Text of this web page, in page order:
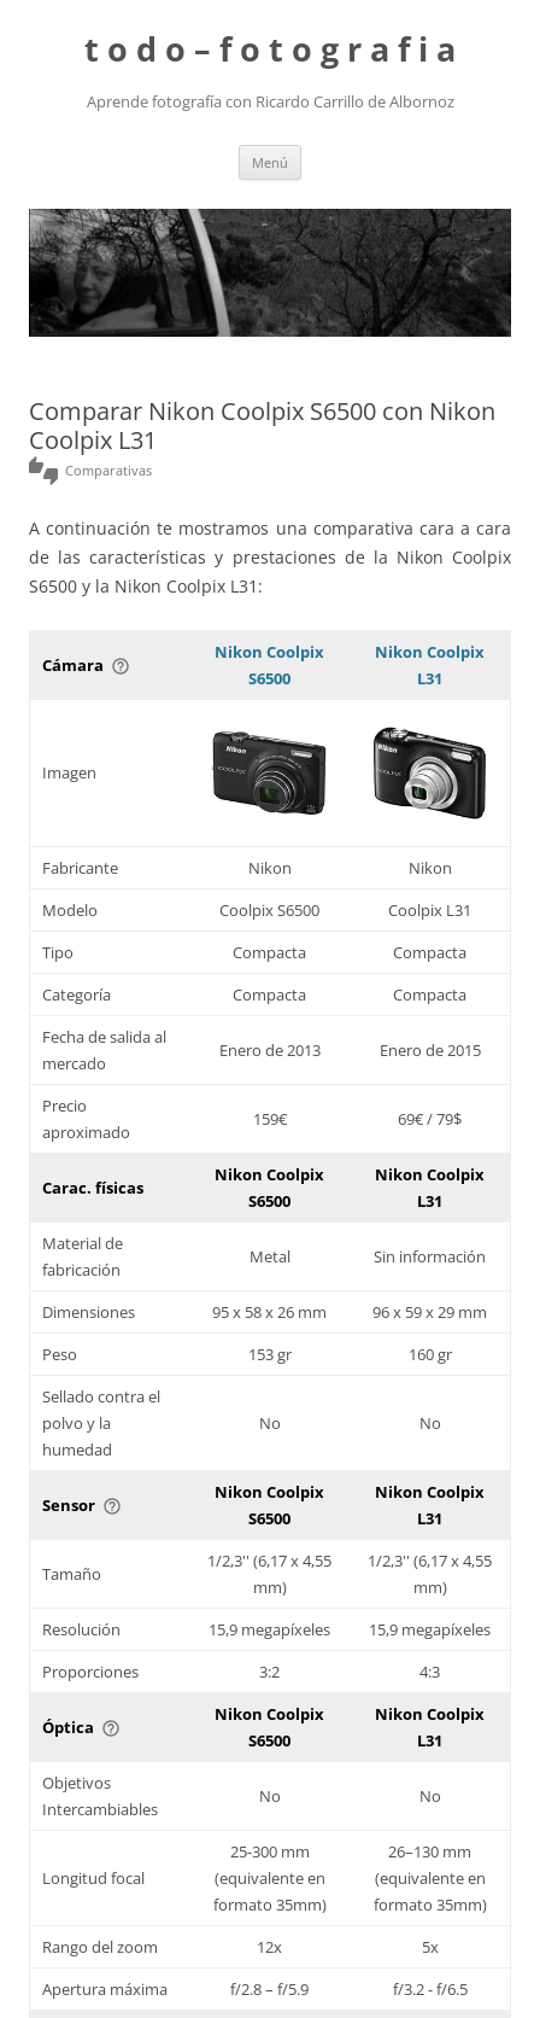
t o d o – f o t o g r a f i a
Aprende fotografía con Ricardo Carrillo de Albornoz
Menú
Comparar Nikon Coolpix S6500 con Nikon
Coolpix L31
thumbs_up_down Comparativas
A continuación te mostramos una comparativa cara a cara
de las características y prestaciones de la Nikon Coolpix
S6500 y la Nikon Coolpix L31:
Cámara help_outline
Nikon Coolpix
S6500
Nikon Coolpix
L31
Imagen
Fabricante Nikon
Nikon
Modelo
Coolpix S6500
Coolpix L31
Tipo
Compacta
Compacta
Categoría
Compacta
Compacta
Fecha de salida al
mercado
Enero de 2013 Enero de 2015
Precio
aproximado
159€ 69€ / 79$
Carac. físicas
Nikon Coolpix
S6500
Nikon Coolpix
L31
Material de
fabricación
Metal Sin información
Dimensiones 95 x 58 x 26 mm
96 x 59 x 29 mm
Peso
153 gr
160 gr
Sellado contra el
polvo y la
humedad
No No
Sensor help_outline
Nikon Coolpix
S6500
Nikon Coolpix
L31
Tamaño
1/2,3'' (6,17 x 4,55
mm)
1/2,3'' (6,17 x 4,55
mm)
Resolución
15,9 megapíxeles
15,9 megapíxeles
Proporciones
3:2 4:3
Óptica help_outline
Nikon Coolpix
S6500
Nikon Coolpix
L31
Objetivos
Intercambiables
No No
Longitud focal
25-300 mm
(equivalente en
formato 35mm)
26–130 mm
(equivalente en
formato 35mm)
Rango del zoom
12x
5x
Apertura máxima
f/2.8 – f/5.9 f/3.2 - f/6.5